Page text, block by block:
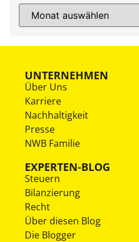
UNTERNEHMEN
Über Uns
Karriere
Nachhaltigkeit
Presse
NWB Familie
EXPERTEN-BLOG
Steuern
Bilanzierung
Recht
Über diesen Blog
Die Blogger